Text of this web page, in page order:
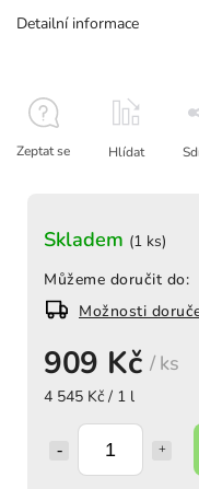
909 Kč / ks
4 545 Kč / 1 l
Skladem (1 ks)
Můžeme doručit do:
Možnosti
Detailní informace
Zeptat se Hlídat